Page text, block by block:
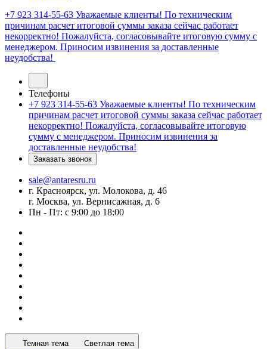
+7 923 314-55-63 Уважаемые клиенты! По техническим
причинам расчет итоговой суммы заказа сейчас работает
некорректно! Пожалуйста, согласовывайте итоговую сумму с
менеджером. Приносим извинения за доставленные
неудобства!
Телефоны
+7 923 314-55-63 Уважаемые клиенты! По техническим
причинам расчет итоговой суммы заказа сейчас работает
некорректно! Пожалуйста, согласовывайте итоговую
сумму с менеджером. Приносим извинения за
доставленные неудобства!
Заказать звонок
sale@antaresru.ru
г. Красноярск, ул. Молокова, д. 46
г. Москва, ул. Вернисажная, д. 6
Пн - Пт: с 9:00 до 18:00
Темная тема Светлая тема